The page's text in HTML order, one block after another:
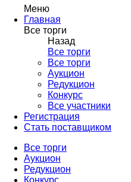
Меню
Главная
Все торги
Назад
Все торги
Все торги
Аукцион
Редукцион
Конкурс
Все участники
Регистрация
Стать поставщиком
Все торги
Аукцион
Редукцион
Конкурс